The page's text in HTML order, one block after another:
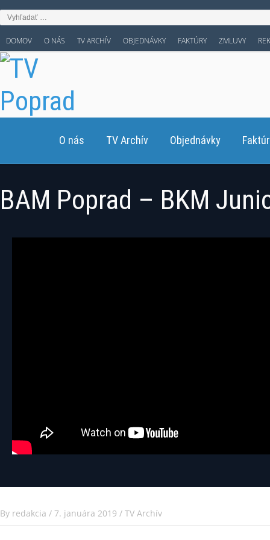
DOMOV O NÁS TV ARCHÍV OBJEDNÁVKY FAKTÚRY ZMLUVY
O nás TV Archív Objednávky
BAM Poprad – BKM
By redakcia / 7. januára 2019 / TV Archív